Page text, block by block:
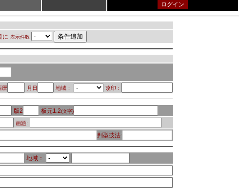
ログイン
に 表示件数
暦 月日 地域： 改印：
版2 板元1.2(文字)
画題:
判型技法:
地域：